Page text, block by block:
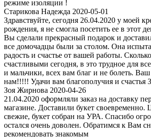
режиме изоляции !
Старикова Надежда 2020-05-01
Здравствуйте, сегодня 26.04.2020 у моей
рождения, я не смогла посетить ее в этот
Вы сделали прекрасный подарок и
все домочадцы были за столом. Она
радость и счастье от вашей работы.
счастливыми сегодня, в это трудное для
и мальчики, всех вам благ и не болеть.
нам!!!!! Удачи вам благополучия и счастья
Зоя Жирнова 2020-04-26
21.04.2020 оформляли заказ на доставку
магазине. Доставили букет своевременно.
свежие, букет собран на УРА. Спасибо
остался очень доволен. Обратимся к Вам
рекомендовать знакомым